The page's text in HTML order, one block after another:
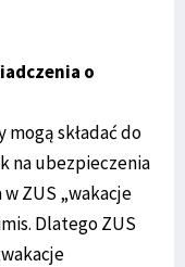
o
mogą składać do
na ubezpieczenia
ZUS „wakacje
Dlatego ZUS